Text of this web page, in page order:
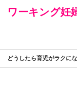
ワーキング妊
どうしたら育児がラクに